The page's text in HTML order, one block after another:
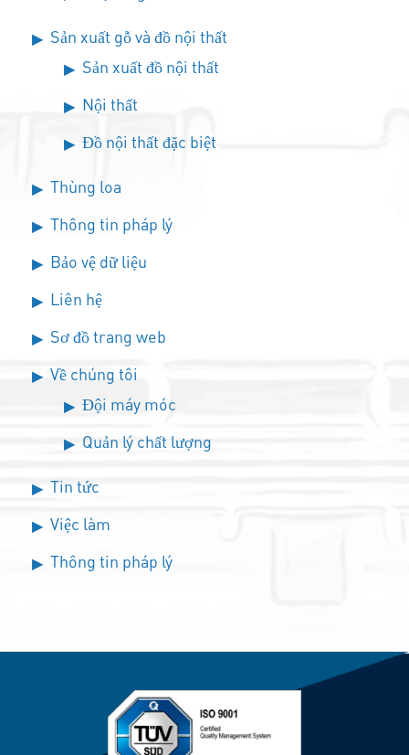
Sản xuất gỗ và đồ nội thất
Sản xuất đồ nội thất
Nội thất
Đồ nội thất đặc biệt
Thùng loa
Thông tin pháp lý
Bảo vệ dữ liệu
Liên hệ
Sơ đồ trang web
Về chúng tôi
Đội máy móc
Quản lý chất lượng
Tin tức
Việc làm
Thông tin pháp lý